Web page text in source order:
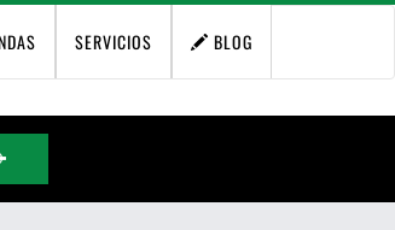
SERVICIOS BLOG